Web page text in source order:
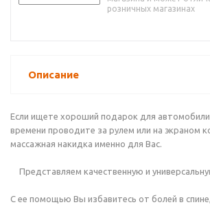
розничных магазинах
Описание
Если ищете хороший подарок для
времени проводите за рулем или на экраном
массажная накидка именно для Вас.
Представляем качественную и
С ее помощью Вы избавитесь от болей в